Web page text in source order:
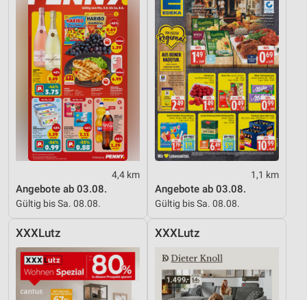
4,4 km
Angebote ab 03.08.
Gültig bis Sa. 08.08.
1,1 km
Angebote ab 03.08.
Gültig bis Sa. 08.08.
XXXLutz XXXLutz